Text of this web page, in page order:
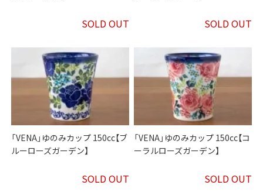
SOLD OUT SOLD OUT
「VENA」ゆのみカップ 150cc【ブ
ルーローズガーデン】
SOLD OUT
「VENA」ゆのみカップ 150cc【コ
ーラルローズガーデン】
SOLD OUT